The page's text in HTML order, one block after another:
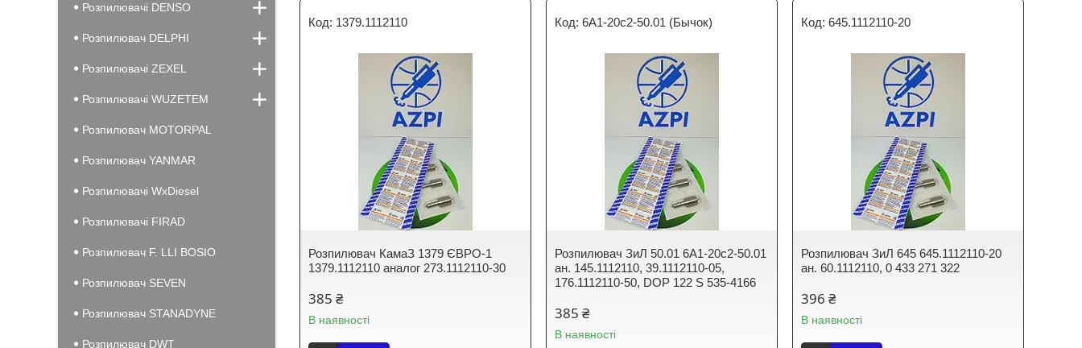
1379.1112110
Розпилювач КамаЗ 1379 ЄВРО-1
1379.1112110 аналог 273.1112110-30
385 ₴
В наявності
6А1-20с2-50.01 (Бычок)
Розпилювач ЗиЛ 50.01 6А1-20с2-50.01
ан. 145.1112110, 39.1112110-05,
176.1112110-50, DOP 122 S 535-4166
385 ₴
В наявності
645.1112110-20
Розпилювач ЗиЛ 645 645.1112110-20
ан. 60.1112110, 0 433 271 322
396 ₴
В наявності
Розпилювачі DENSO
Розпилювач DELPHI
Розпилювачі ZEXEL
Розпилювачі WUZETEM
Розпилювач MOTORPAL
Розпилювач YANMAR
Розпилювачі WxDiesel
Розпилювачі FIRAD
Розпилювач F. LLI BOSIO
Розпилювач SEVEN
Розпилювач STANADYNE
Розпилювач DWT